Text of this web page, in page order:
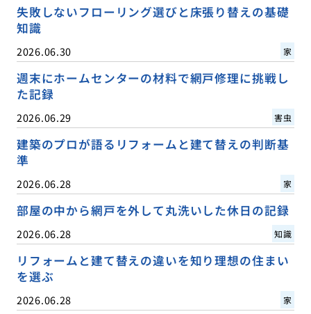
失敗しないフローリング選びと床張り替えの基礎
知識
2026.06.30 家
週末にホームセンターの材料で網戸修理に挑戦し
た記録
2026.06.29 害虫
建築のプロが語るリフォームと建て替えの判断基
準
2026.06.28 家
部屋の中から網戸を外して丸洗いした休日の記録
2026.06.28 知識
リフォームと建て替えの違いを知り理想の住まい
を選ぶ
2026.06.28 家